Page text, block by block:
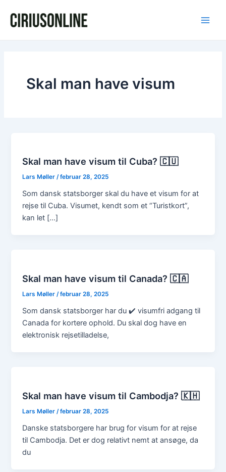
indholdet
Skal man have visum
Skal man have visum til Cuba? 🇨🇺
Lars Møller/februar 28, 2025
Som dansk statsborger skal du have et visum for at
rejse til Cuba. Visumet, kendt som et “Turistkort”,
kan let […]
Skal man have visum til Canada? 🇨🇦
Lars Møller/februar 28, 2025
Som dansk statsborger har du ✔️ visumfri adgang til
Canada for kortere ophold. Du skal dog have en
elektronisk rejsetilladelse,
Skal man have visum til Cambodja? 🇰🇭
Lars Møller /februar 28, 2025
Danske statsborgere har brug for visum for at rejse
til Cambodja. Det er dog relativt nemt at ansøge, da
du
pagination